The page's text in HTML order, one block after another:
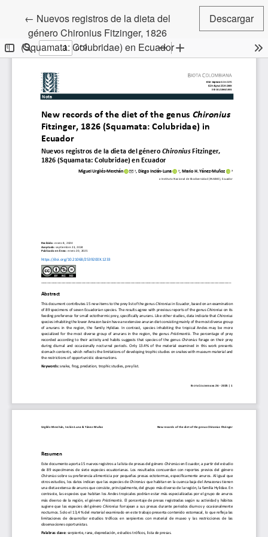
← Volver a los detalles del artículo
Nuevos registros de la dieta del
género Chironius Fitzinger, 1826
(Squamata: Colubridae) en Ecuador
Descargar